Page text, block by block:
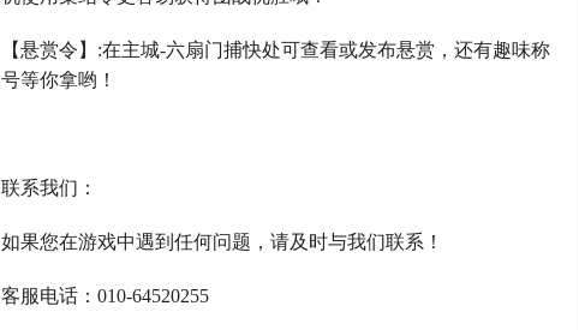
【悬赏令】 :在主城-六扇门捕快处可查看或发布悬赏，还有趣味称
号等你拿哟！
联系我们：
如果您在游戏中遇到任何问题，请及时与我们联系！
客服电话：010-64520255